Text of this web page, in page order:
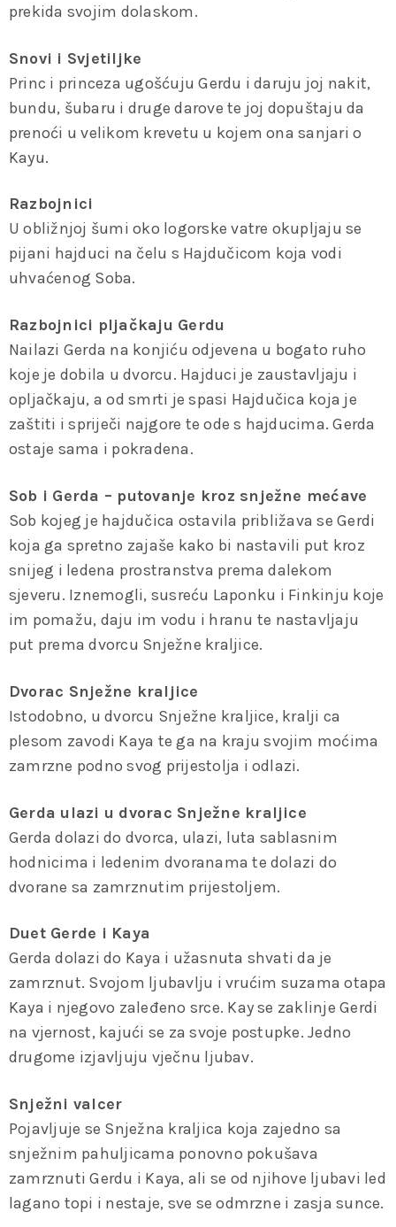
prekida svojim dolaskom.
Snovi i Svjetiljke
Princ i princeza ugošćuju Gerdu i daruju joj nakit,
bundu, šubaru i druge darove te joj dopuštaju da
prenoći u velikom krevetu u kojem ona sanjari o
Kayu.
Razbojnici
U obližnjoj šumi oko logorske vatre okupljaju se
pijani hajduci na čelu s Hajdučicom koja vodi
uhvaćenog Soba.
Razbojnici pljačkaju Gerdu
Nailazi Gerda na konjiću odjevena u bogato ruho
koje je dobila u dvorcu. Hajduci je zaustavljaju i
opljačkaju, a od smrti je spasi Hajdučica koja je
zaštiti i spriječi najgore te ode s hajducima. Gerda
ostaje sama i pokradena.
Sob i Gerda – putovanje kroz snježne mećave
Sob kojeg je hajdučica ostavila približava se Gerdi
koja ga spretno zajaše kako bi nastavili put kroz
snijeg i ledena prostranstva prema dalekom
sjeveru. Iznemogli, susreću Laponku i Finkinju koje
im pomažu, daju im vodu i hranu te nastavljaju
put prema dvorcu Snježne kraljice.
Dvorac Snježne kraljice
Istodobno, u dvorcu Snježne kraljice, kralji ca
plesom zavodi Kaya te ga na kraju svojim moćima
zamrzne podno svog prijestolja i odlazi.
Gerda ulazi u dvorac Snježne kraljice
Gerda dolazi do dvorca, ulazi, luta sablasnim
hodnicima i ledenim dvoranama te dolazi do
dvorane sa zamrznutim prijestoljem.
Duet Gerde i Kaya
Gerda dolazi do Kaya i užasnuta shvati da je
zamrznut. Svojom ljubavlju i vrućim suzama otapa
Kaya i njegovo zaleđeno srce. Kay se zaklinje Gerdi
na vjernost, kajući se za svoje postupke. Jedno
drugome izjavljuju vječnu ljubav.
Snježni valcer
Pojavljuje se Snježna kraljica koja zajedno sa
snježnim pahuljicama ponovno pokušava
zamrznuti Gerdu i Kaya, ali se od njihove ljubavi led
lagano topi i nestaje, sve se odmrzne i zasja sunce.